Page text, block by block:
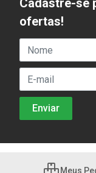
Cadastre-se
ofertas!
Meus